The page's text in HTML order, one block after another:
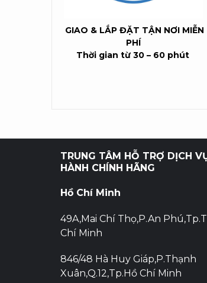
GIAO & LẮP ĐẶT TẬN NƠI MIỄN
PHÍ
Thời gian từ 30 – 60 phút
TRUNG TÂM HỖ TRỢ DỊCH
HÀNH CHÍNH HÃNG
Hồ Chí Minh
49A,Mai Chí Thọ,P.An
Chí Minh
846/48 Hà Huy Giáp,P.Thạnh
Xuân,Q.12,Tp.Hồ Chí Minh